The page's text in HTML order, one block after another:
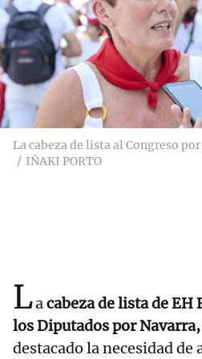
La cabeza de lista al Congreso
IÑAKI PORTO
Lacabeza de lista de EH
los Diputados por
destacado la necesidad